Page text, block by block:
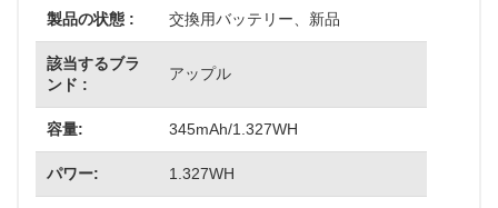
製品の状態 : 交換用バッテリー、新品
該当するブラ
ンド :
アップル
容量: 345mAh/1.327WH
パワー: 1.327WH